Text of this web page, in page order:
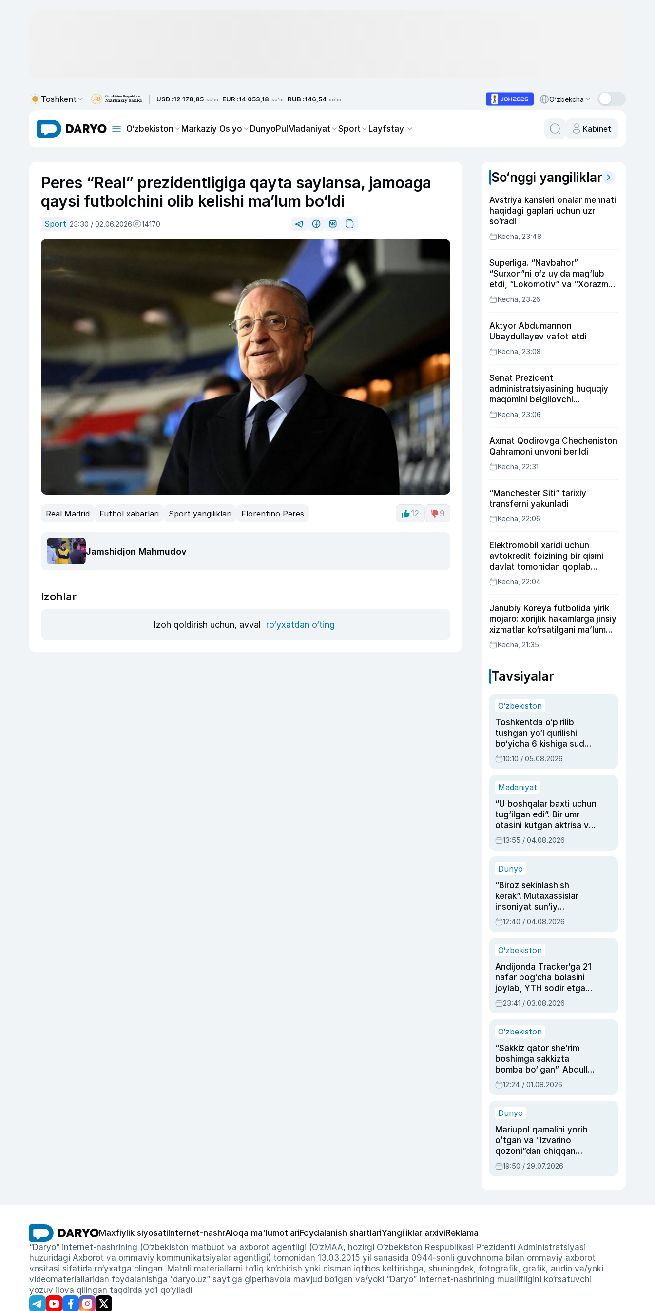
Toshkent USD :12 178,85 so'm EUR :14 053,18 so'm RUB :146,54 so'm O‘zbekcha
O‘zbekiston Markaziy Osiyo DunyoPulMadaniyat Sport Layfstayl Kabinet
Peres “Real” prezidentligiga qayta saylansa, jamoaga
qaysi futbolchini olib kelishi ma’lum bo‘ldi
Sport 23:30 / 02.06.2026 14170
Real Madrid Futbol xabarlari Sport yangiliklari Florentino Peres 12 9
Jamshidjon Mahmudov
Izohlar
Izoh qoldirish uchun, avval ro‘yxatdan o‘ting
So‘nggi yangiliklar
Avstriya kansleri onalar mehnati
haqidagi gaplari uchun uzr
so‘radi
Kecha, 23:48
Superliga. “Navbahor”
“Surxon”ni o‘z uyida mag‘lub
etdi, “Lokomotiv” va “Xorazm”
uyda g‘alaba qozondi
Kecha, 23:26
Aktyor Abdu­mannon
Ubaydullayev vafot etdi
Kecha, 23:08
Senat Prezident
administratsiyasining huquqiy
maqomini belgilovchi
konstitutsiyaviy qonunni
ma’qulladi
Kecha, 23:06
Axmat Qodirovga Checheniston
Qahramoni unvoni berildi
Kecha, 22:31
“Manchester Siti” tarixiy
transferni yakunladi
Kecha, 22:06
Elektromobil xaridi uchun
avtokredit foizining bir qismi
davlat tomonidan qoplab
berilishi mumkin
Kecha, 22:04
Janubiy Koreya futbolida yirik
mojaro: xorijlik hakamlarga jinsiy
xizmatlar ko‘rsatilgani ma’lum
qilindi
Kecha, 21:35
Tavsiyalar
O‘zbekiston
Toshkentda o‘pirilib
tushgan yo‘l qurilishi
bo‘yicha 6 kishiga sud
hukmi o‘qildi
10:10 / 05.08.2026
Madaniyat
“U boshqalar baxti uchun
tug‘ilgan edi”. Bir umr
otasini kutgan aktrisa va
dublyaj ustasi Rimma
Ahmedovaning
13:55 / 04.08.2026
Dunyo
“Biroz sekinlashish
kerak”. Mutaxassislar
insoniyat sun’iy
intellektni boshqara
olmay qolishidan xavotir
12:40 / 04.08.2026
O‘zbekiston
Andijonda Tracker’ga 21
nafar bog‘cha bolasini
joylab, YTH sodir etgan
ayolga sud hukmi o‘qildi
23:41 / 03.08.2026
O‘zbekiston
“Sakkiz qator she’rim
boshimga sakkizta
bomba bo‘lgan”. Abdulla
Oripovni siyosiy
ayblovlardan asrab
12:24 / 01.08.2026
Dunyo
Mariupol qamalini yorib
oʻtgan va “Izvarino
qozoni”dan chiqqan
qahramon — Ukraina
armiyasi bosh
19:50 / 29.07.2026
Maxfiylik siyosati Internet-nashrAloqa ma'lumotlariFoydalanish shartlariYangiliklar arxiviReklama
“Daryo” internet-nashrining (O‘zbekiston matbuot va axborot agentligi (O‘zMAA, hozirgi O‘zbekiston Respublikasi Prezidenti Administratsiyasi
huzuridagi Axborot va ommaviy kommunikatsiyalar agentligi) tomonidan 13.03.2015 yil sanasida 0944-sonli guvohnoma bilan ommaviy axborot
vositasi sifatida ro‘yxatga olingan. Matnli materiallarni to‘liq ko‘chirish yoki qisman iqtibos keltirishga, shuningdek, fotografik, grafik, audio va/yoki
videomateriallaridan foydalanishga “daryo.uz” saytiga giperhavola mavjud bo‘lgan va/yoki “Daryo” internet-nashrining muallifligini ko‘rsatuvchi
yozuv ilova qilingan taqdirda yo‘l qo‘yiladi.